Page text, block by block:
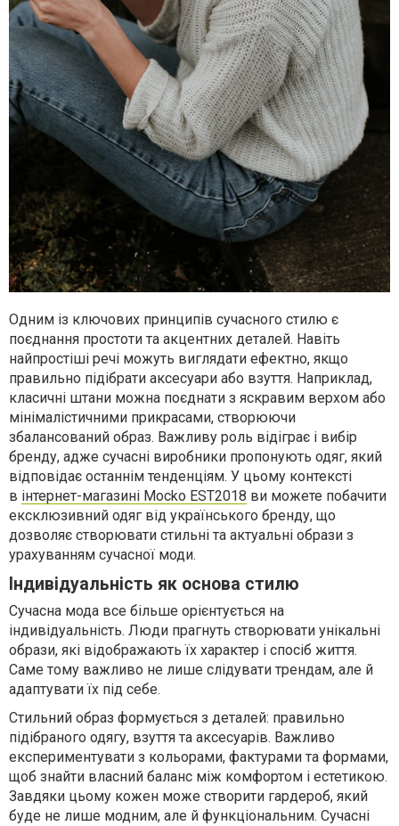
Одним із ключових принципів сучасного стилю є
поєднання простоти та акцентних деталей. Навіть
найпростіші речі можуть виглядати ефектно, якщо
правильно підібрати аксесуари або взуття. Наприклад,
класичні штани можна поєднати з яскравим верхом або
мінімалістичними прикрасами, створюючи
збалансований образ. Важливу роль відіграє і вибір
бренду, адже сучасні виробники пропонують одяг, який
відповідає останнім тенденціям. У цьому контексті
в інтернет-магазині Mocko EST2018 ви можете побачити
ексклюзивний одяг від українського бренду, що
дозволяє створювати стильні та актуальні образи з
урахуванням сучасної моди.
Індивідуальність як основа стилю
Сучасна мода все більше орієнтується на
індивідуальність. Люди прагнуть створювати унікальні
образи, які відображають їх характер і спосіб життя.
Саме тому важливо не лише слідувати трендам, але й
адаптувати їх під себе.
Стильний образ формується з деталей: правильно
підібраного одягу, взуття та аксесуарів. Важливо
експериментувати з кольорами, фактурами та формами,
щоб знайти власний баланс між комфортом і естетикою.
Завдяки цьому кожен може створити гардероб, який
буде не лише модним, але й функціональним. Сучасні